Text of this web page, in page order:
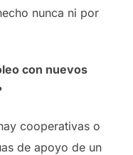
nunca ni por
con nuevos
cooperativas o
de apoyo de un